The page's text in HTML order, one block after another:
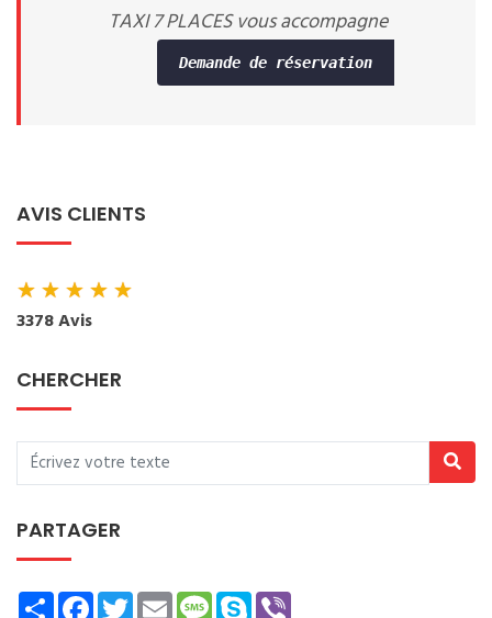
TAXI 7 PLACES vous accompagne
Demande de réservation
AVIS CLIENTS
★★★★★
3378 Avis
CHERCHER
PARTAGER
ShareFacebookTwitterEmailMessage
Skype